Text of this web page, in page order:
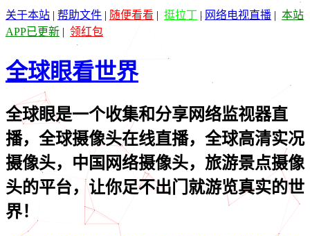
关于本站 | 帮助文件 | 随便看看 | 挺拉丁 | 网络电视直播 | 本站
APP已更新 | 领红包
全球眼看世界
全球眼是一个收集和分享网络监视器直
播，全球摄像头在线直播，全球高清实况
摄像头，中国网络摄像头，旅游景点摄像
头的平台，让你足不出门就游览真实的世
界！